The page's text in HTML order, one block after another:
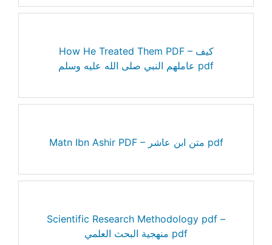
How He Treated Them PDF – كيف
عاملهم النبي صلى الله عليه وسلم pdf
Matn Ibn Ashir PDF – متن ابن عاشر pdf
Scientific Research Methodology pdf –
منهجية البحث العلمي pdf